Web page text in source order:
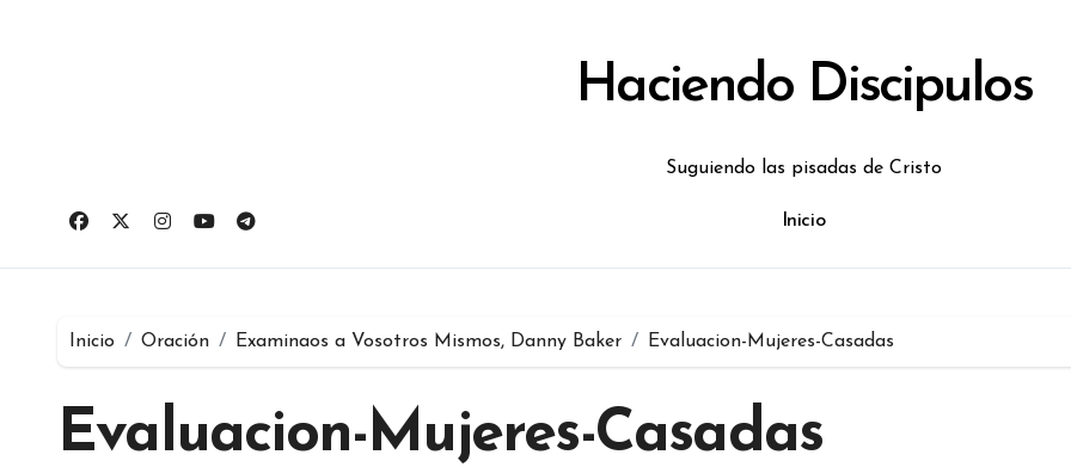
Haciendo Discipulos
Suguiendo las pisadas de Cristo
Inicio
Inicio Oración Examinaos a Vosotros Mismos, Danny Baker Evaluacion-Mujeres-Casadas
Evaluacion-Mujeres-Casadas